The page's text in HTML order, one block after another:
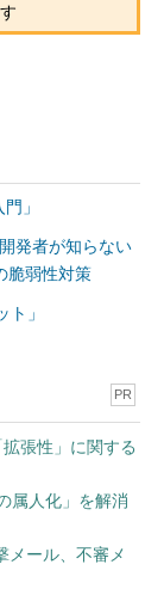
」
発者が知らない
脆弱性対策
」
PR
張性」に関する
属人化」を解消
メール、不審メ